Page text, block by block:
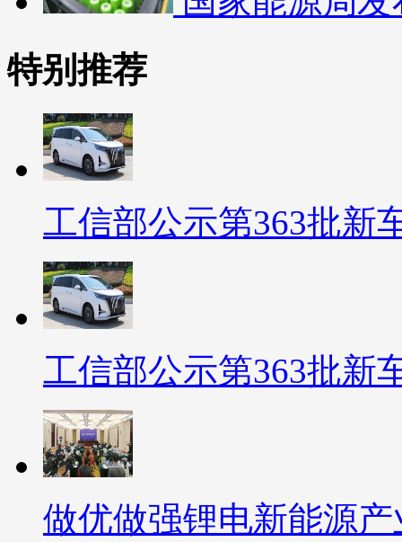
特别推荐
工信部公示第363批新
工信部公示第363批新
做优做强锂电新能源